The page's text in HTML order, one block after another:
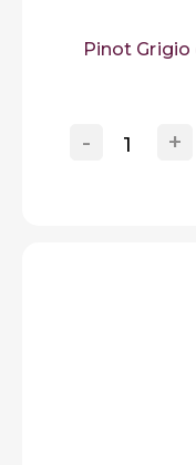
Pinot Grigio
+
-